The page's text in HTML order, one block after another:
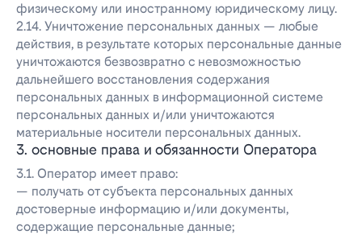
физическому или иностранному юридическому лицу.
2.14. Уничтожение персональных данных — любые
действия, в результате которых персональные данные
уничтожаются безвозвратно с невозможностью
дальнейшего восстановления содержания
персональных данных в информационной системе
персональных данных и/или уничтожаются
материальные носители персональных данных.
3. основные права и обязанности Оператора
3.1. Оператор имеет право:
— получать от субъекта персональных данных
достоверные информацию и/или документы,
содержащие персональные данные;